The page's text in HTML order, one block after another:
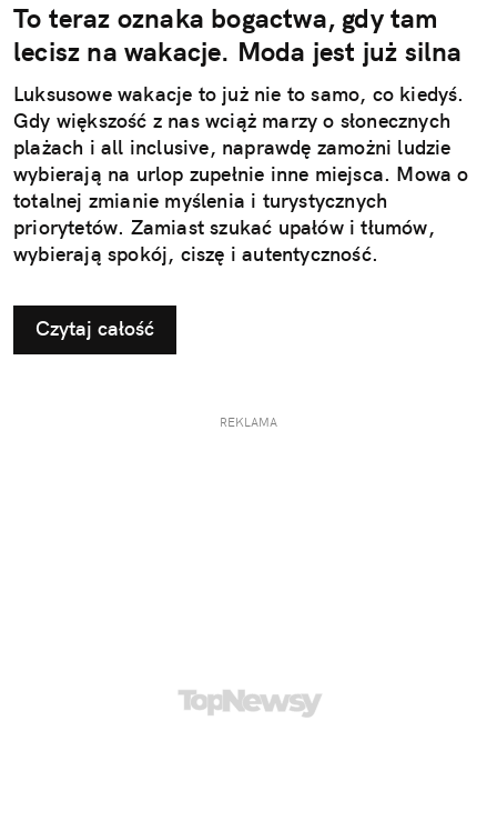
To teraz oznaka bogactwa, gdy tam
lecisz na wakacje. Moda jest już silna
Luksusowe wakacje to już nie to samo, co kiedyś.
Gdy większość z nas wciąż marzy o słonecznych
plażach i all inclusive, naprawdę zamożni ludzie
wybierają na urlop zupełnie inne miejsca. Mowa o
totalnej zmianie myślenia i turystycznych
priorytetów. Zamiast szukać upałów i tłumów,
wybierają spokój, ciszę i autentyczność.
Czytaj całość
REKLAMA